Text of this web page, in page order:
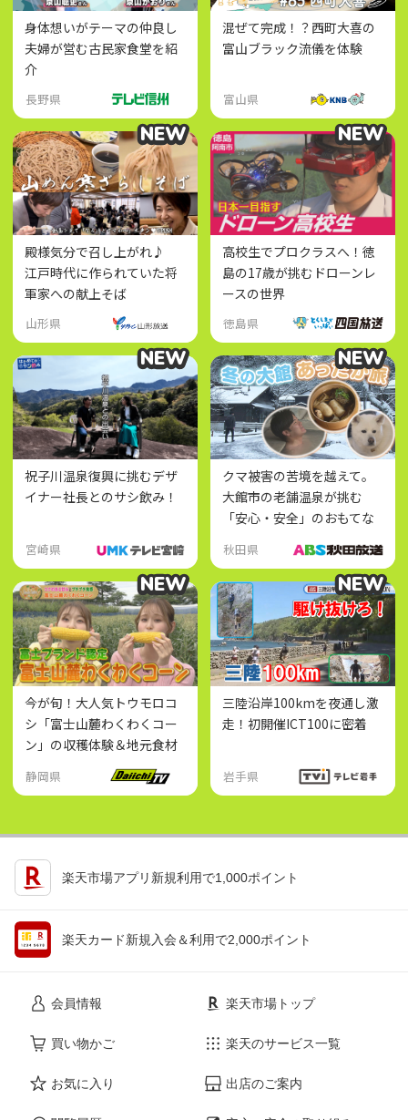
身体想いがテーマの仲良し
夫婦が営む古民家食堂を紹
介
長野県
混ぜて完成！？西町大喜の
富山ブラック流儀を体験
富山県
殿様気分で召し上がれ♪
江戸時代に作られていた将
軍家への献上そば
山形県
NEW
NEW
高校生でプロクラスへ！徳
島の17歳が挑むドローンレ
ースの世界
徳島県
NEW
NEW
祝子川温泉復興に挑むデザ
イナー社長とのサシ飲み！
宮崎県
NEW
NEW
クマ被害の苦境を越えて。
大館市の老舗温泉が挑む
「安心・安全」のおもてな
秋田県
NEW
NEW
今が旬！大人気トウモロコ
シ「富士山麓わくわくコー
ン」の収穫体験＆地元食材
たっぷりの限定グルメ巡り
静岡県
NEW
NEW
三陸沿岸100kmを夜通し激
走！初開催ICT100に密着
岩手県
NEW
NEW
楽天市場アプリ新規利用で1,000ポイント
楽天カード新規入会＆利用で2,000ポイント
会員情報
買い物かご
お気に入り
楽天市場トップ
楽天のサービス一覧
出店のご案内